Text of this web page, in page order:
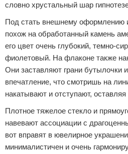
словно хрустальный шар
Под стать внешнему оформлению
похож на обработанный камень
его цвет очень глубокий, темно-
фиолетовый. На флаконе также
Они заставляют грани бутылочки
впечатление, что смотришь на
накатывают и отступают,
Плотное тяжелое стекло и
навевают ассоциации с
вот вправят в ювелирное
минималистичен и очень